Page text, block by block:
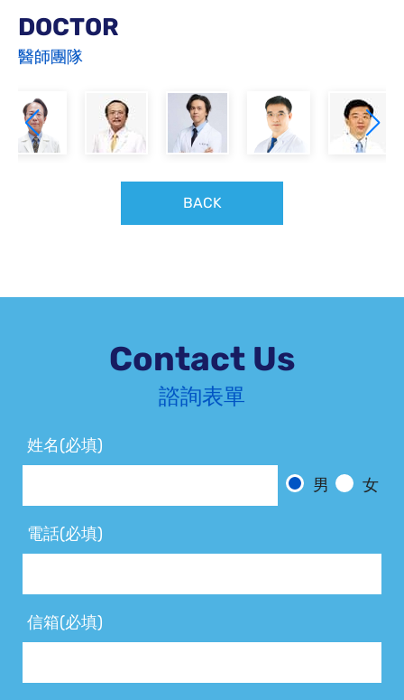
DOCTOR
醫師團隊
BACK
Contact Us
諮詢表單
姓名(必填)
男
女
電話(必填)
信箱(必填)